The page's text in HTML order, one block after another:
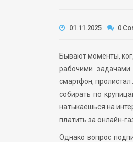
01.11.2025 0
Бывают моменты,
рабочими
смартфон, пролистал
собирать по
натыкаешься на
платить за онлайн-
Однако вопрос